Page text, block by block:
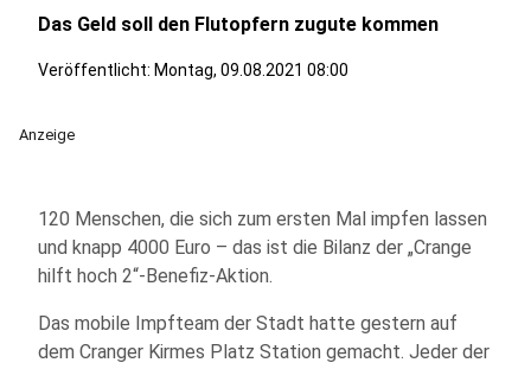
Das Geld soll den Flutopfern zugute kommen
Veröffentlicht: Montag, 09.08.2021 08:00
Anzeige
120 Menschen, die sich zum ersten Mal impfen lassen
und knapp 4000 Euro – das ist die Bilanz der „Crange
hilft hoch 2“-Benefiz-Aktion.
Das mobile Impfteam der Stadt hatte gestern auf
dem Cranger Kirmes Platz Station gemacht. Jeder der